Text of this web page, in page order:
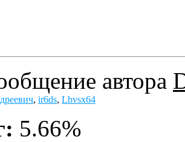
автора
, ir6ds, Lbvsx64
5.66%